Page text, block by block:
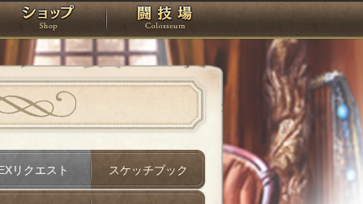
タジオ ショップ 闘技場
リクエスト スケッチブック